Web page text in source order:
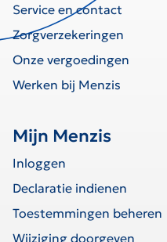
Service en contact
Zorgverzekeringen
Onze vergoedingen
Werken bij Menzis
Mijn Menzis
Inloggen
Declaratie indienen
Toestemmingen beheren
Wijziging doorgeven